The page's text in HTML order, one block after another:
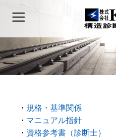
・ 規格・基準関係
・ マニュアル指針
・ 資格参考書（診断士）